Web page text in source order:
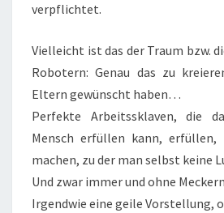
verpflichtet.
Vielleicht ist das der Traum bzw.
Robotern: Genau das zu
Eltern gewünscht haben…
Perfekte Arbeitssklaven, die
Mensch erfüllen kann,
machen, zu der man selbst keine
Und zwar immer und ohne
Irgendwie eine geile Vorstellung,